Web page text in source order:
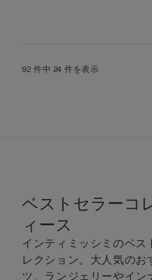
92 件中 24 件を表示
ベストセラーコ
ィース
インティミッシミのベス
レクション。大人気の
ツ、ランジェリーやイン